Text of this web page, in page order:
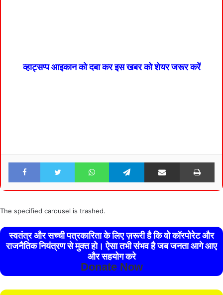
व्हाट्सप्प आइकान को दबा कर इस खबर को शेयर जरूर करें
Facebook Twitter WhatsApp Telegram Share via Email
The specified carousel is trashed.
स्वतंत्र और सच्ची पत्रकारिता के लिए ज़रूरी है कि वो कॉरपोरेट और
राजनैतिक नियंत्रण से मुक्त हो। ऐसा तभी संभव है जब जनता आगे आए
और सहयोग करे
Donate Now